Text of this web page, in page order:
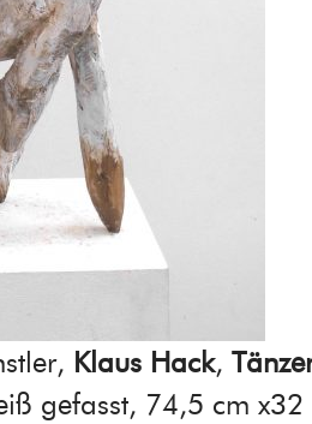
Klaus Hack,
gefasst, 74,5 cm